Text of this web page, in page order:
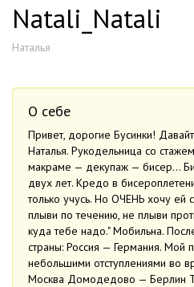
Natali_Natali
Наталья
О себе
Привет, дорогие Бусинки!
Наталья. Рукодельница со
макраме — декупаж — бисер…
двух лет. Кредо в
только учусь. Но ОЧЕНЬ хочу ей
плыви по течению, не плыви
куда тебе надо." Мобильна.
страны: Россия — Германия. Мой
небольшими отступлениями во
Москва Домодедово — Берлин